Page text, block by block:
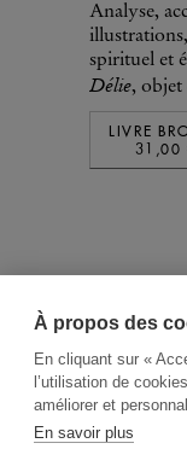
À propos des
En cliquant sur «
l’utilisation de
améliorer et
En savoir plus
Analyse,
spirituel et
Délie, objet
LIVRE
31,00